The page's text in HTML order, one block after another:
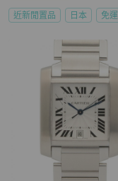
近新閒置品 日本 免運